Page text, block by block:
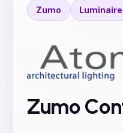
Zumo
Zumo